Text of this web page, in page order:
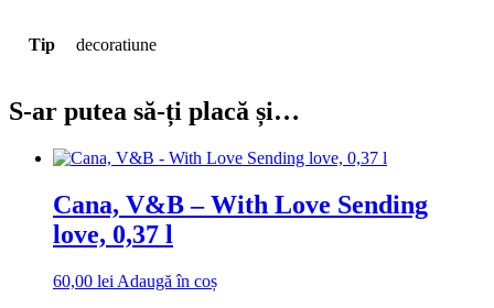
Tip decoratiune
S-ar putea să-ți placă și…
Cana, V&B – With Love Sending
love, 0,37 l
60,00 lei Adaugă în coș